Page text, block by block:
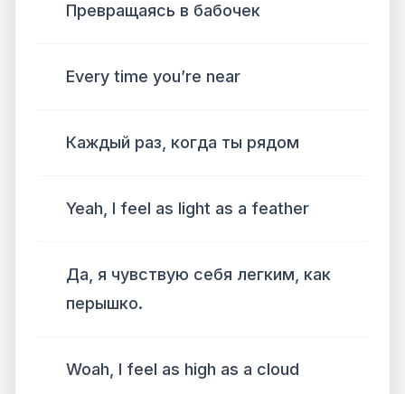
Превращаясь в бабочек
Every time you’re near
Каждый раз, когда ты рядом
Yeah, I feel as light as a feather
Да, я чувствую себя легким, как
перышко.
Woah, I feel as high as a cloud